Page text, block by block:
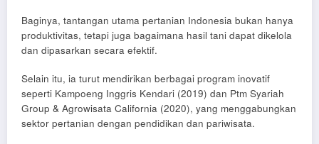
Baginya, tantangan utama pertanian Indonesia bukan hanya
produktivitas, tetapi juga bagaimana hasil tani dapat dikelola
dan dipasarkan secara efektif.
Selain itu, ia turut mendirikan berbagai program inovatif
seperti Kampoeng Inggris Kendari (2019) dan Ptm Syariah
Group & Agrowisata California (2020), yang menggabungkan
sektor pertanian dengan pendidikan dan pariwisata.